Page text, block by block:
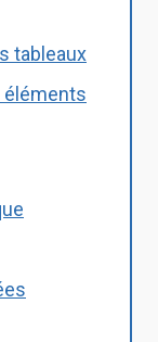
tableaux
éléments